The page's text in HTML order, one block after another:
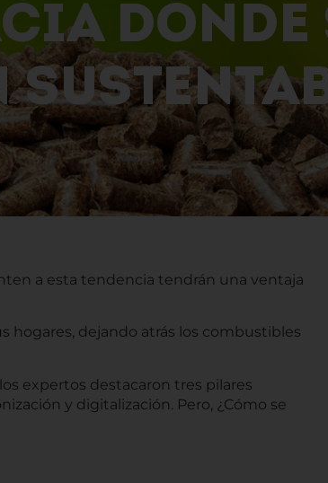
DÓNDE
a esta tendencia tendrán una ventaja
hogares, dejando atrás los combustibles
expertos destacaron tres pilares
y digitalización. Pero, ¿Cómo se